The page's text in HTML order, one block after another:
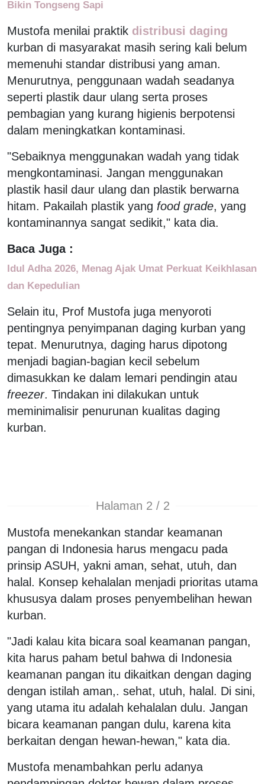
Bikin Tongseng Sapi
Mustofa menilai praktik distribusi daging
kurban di masyarakat masih sering kali belum
memenuhi standar distribusi yang aman.
Menurutnya, penggunaan wadah seadanya
seperti plastik daur ulang serta proses
pembagian yang kurang higienis berpotensi
dalam meningkatkan kontaminasi.
"Sebaiknya menggunakan wadah yang tidak
mengkontaminasi. Jangan menggunakan
plastik hasil daur ulang dan plastik berwarna
hitam. Pakailah plastik yang food grade, yang
kontaminannya sangat sedikit," kata dia.
Baca Juga :
Idul Adha 2026, Menag Ajak Umat Perkuat Keikhlasan
dan Kepedulian
Selain itu, Prof Mustofa juga menyoroti
pentingnya penyimpanan daging kurban yang
tepat. Menurutnya, daging harus dipotong
menjadi bagian-bagian kecil sebelum
dimasukkan ke dalam lemari pendingin atau
freezer. Tindakan ini dilakukan untuk
meminimalisir penurunan kualitas daging
kurban.
Halaman 2 / 2
Mustofa menekankan standar keamanan
pangan di Indonesia harus mengacu pada
prinsip ASUH, yakni aman, sehat, utuh, dan
halal. Konsep kehalalan menjadi prioritas utama
khususya dalam proses penyembelihan hewan
kurban.
"Jadi kalau kita bicara soal keamanan pangan,
kita harus paham betul bahwa di Indonesia
keamanan pangan itu dikaitkan dengan daging
dengan istilah aman,. sehat, utuh, halal. Di sini,
yang utama itu adalah kehalalan dulu. Jangan
bicara keamanan pangan dulu, karena kita
berkaitan dengan hewan-hewan," kata dia.
Mustofa menambahkan perlu adanya